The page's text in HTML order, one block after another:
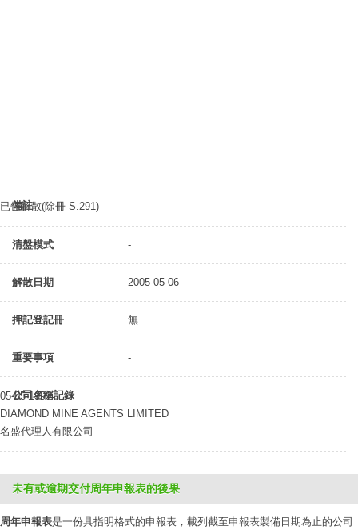
備註
已告解散(除冊 S.291)
清盤模式 -
解散日期 2005-05-06
押記登記冊 無
重要事項 -
公司名稱記錄
05-05-1999
DIAMOND MINE AGENTS LIMITED
名盛代理人有限公司
未有或逾期交付周年申報表的後果
周年申報表是一份具指明格式的申報表，載列截至申報表製備日期為止的公司